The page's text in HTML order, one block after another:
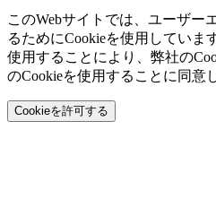
このWebサイトでは、ユーザー
るためにCookieを使用していま
使用することにより、弊社の
のCookieを使用することに同意
Cookieを許可する